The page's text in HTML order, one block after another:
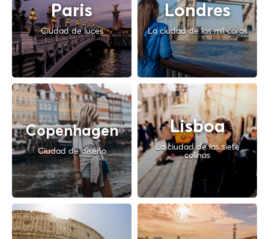
Paris
Ciudad de luces
Londres
La ciudad de las mil caras
Copenhagen
Ciudad de diseño
Lisboa
La ciudad de las siete
colinas